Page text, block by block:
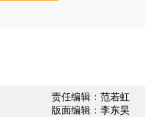
责任编辑：范若虹
版面编辑：李东昊